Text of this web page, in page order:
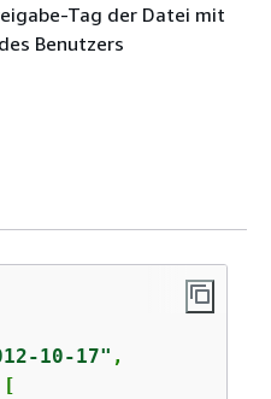
Tag der Datei mit
Benutzers
10-17" ,